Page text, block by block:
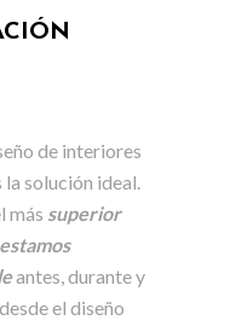
de interiores
solución ideal.
más superior
antes, durante y
el diseño